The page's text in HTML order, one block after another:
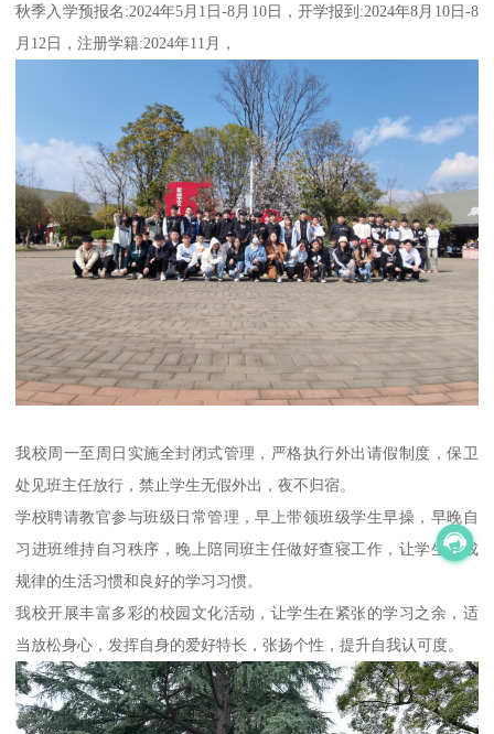
秋季入学预报名:2024年5月1日-8月10日，开学报到:2024年8月10日-8
月12日，注册学籍:2024年11月，
我校周一至周日实施全封闭式管理，严格执行外出请假制度，保卫
处见班主任放行，禁止学生无假外出，夜不归宿。
学校聘请教官参与班级日常管理，早上带领班级学生早操，早晚自
习进班维持自习秩序，晚上陪同班主任做好查寝工作，让学生养成
规律的生活习惯和良好的学习习惯。
我校开展丰富多彩的校园文化活动，让学生在紧张的学习之余，适
当放松身心，发挥自身的爱好特长，张扬个性，提升自我认可度。